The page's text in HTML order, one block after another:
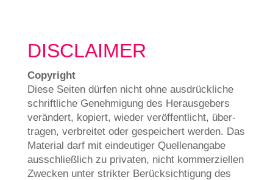
DIS­CLAI­MER
Copy­right
Die­se Sei­ten dür­fen nicht ohne aus­drück­li­che
schrift­li­che Geneh­mi­gung des Her­aus­ge­bers
ver­än­dert, kopiert, wie­der ver­öf­fent­licht, über­
tra­gen, ver­brei­tet oder gespei­chert wer­den. Das
Mate­ri­al darf mit ein­deu­ti­ger Quel­len­an­ga­be
aus­schließ­lich zu pri­va­ten, nicht kom­mer­zi­el­len
Zwecken unter strik­ter Berück­sich­ti­gung des